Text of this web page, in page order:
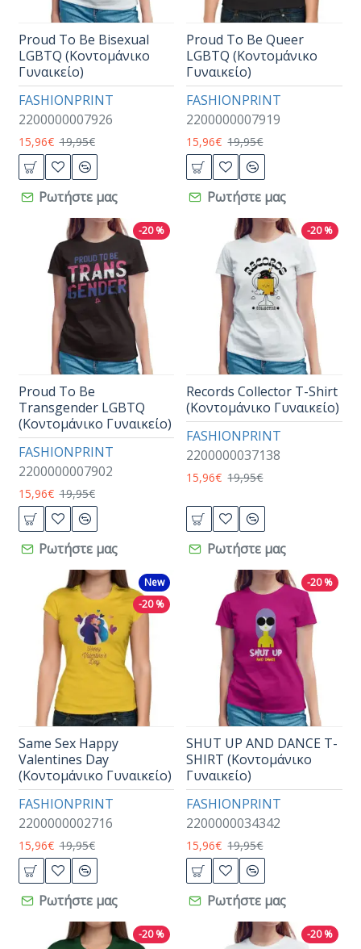
FASHIONPRINT
2200000007926
Proud To Be Bisexual
LGBTQ (Κοντομάνικο
Γυναικείο)
15,96€ 19,95€
Ρωτήστε μας
FASHIONPRINT
2200000007919
Proud To Be Queer
LGBTQ (Κοντομάνικο
Γυναικείο)
15,96€ 19,95€
Ρωτήστε μας
-20 %
FASHIONPRINT
2200000007902
Proud To Be
Transgender LGBTQ
(Κοντομάνικο Γυναικείο)
15,96€ 19,95€
Ρωτήστε μας
-20 %
FASHIONPRINT
2200000037138
Records Collector T-Shirt
(Κοντομάνικο Γυναικείο)
15,96€ 19,95€
Ρωτήστε μας
New
-20 %
FASHIONPRINT
2200000002716
Same Sex Happy
Valentines Day
(Κοντομάνικο Γυναικείο)
15,96€ 19,95€
Ρωτήστε μας
-20 %
FASHIONPRINT
2200000034342
SHUT UP AND DANCE T-
SHIRT (Κοντομάνικο
Γυναικείο)
15,96€ 19,95€
Ρωτήστε μας
-20 % -20 %